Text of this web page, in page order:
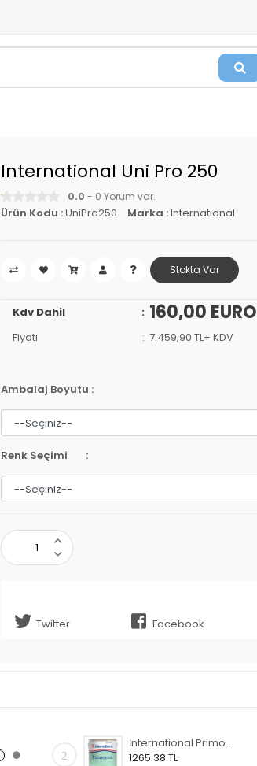
International Uni Pro 250
0.0 - 0 Yorum var.
Ürün Kodu :UniPro250 Marka :International
Stokta Var
Kdv Dahil 160,00 EURO
Fiyatı 7.459,90 TL+ KDV
Ambalaj Boyutu :
Renk Seçimi :
Twitter Facebook
2
İnternational Primocon Zehirli Boya Astarı
1265.38 TL